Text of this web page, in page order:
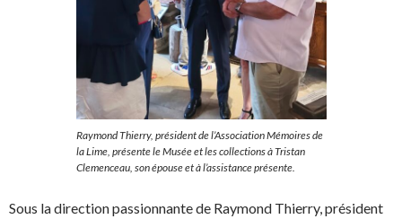
Raymond Thierry, président de l’Association Mémoires de
la Lime, présente le Musée et les collections à Tristan
Clemenceau, son épouse et à l’assistance présente.
Sous la direction passionnante de Raymond Thierry, président